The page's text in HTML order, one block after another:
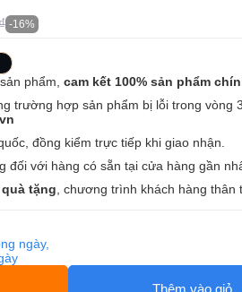
-16%
phẩm, cam kết 100% sản phẩm
trường hợp sản phẩm bị lỗi trong vòng
đồng kiểm trực tiếp khi giao nhận.
đối với hàng có sẵn tại cửa hàng gần
tặng , chương trình khách hàng thân
ngày,
Thêm vào giỏ